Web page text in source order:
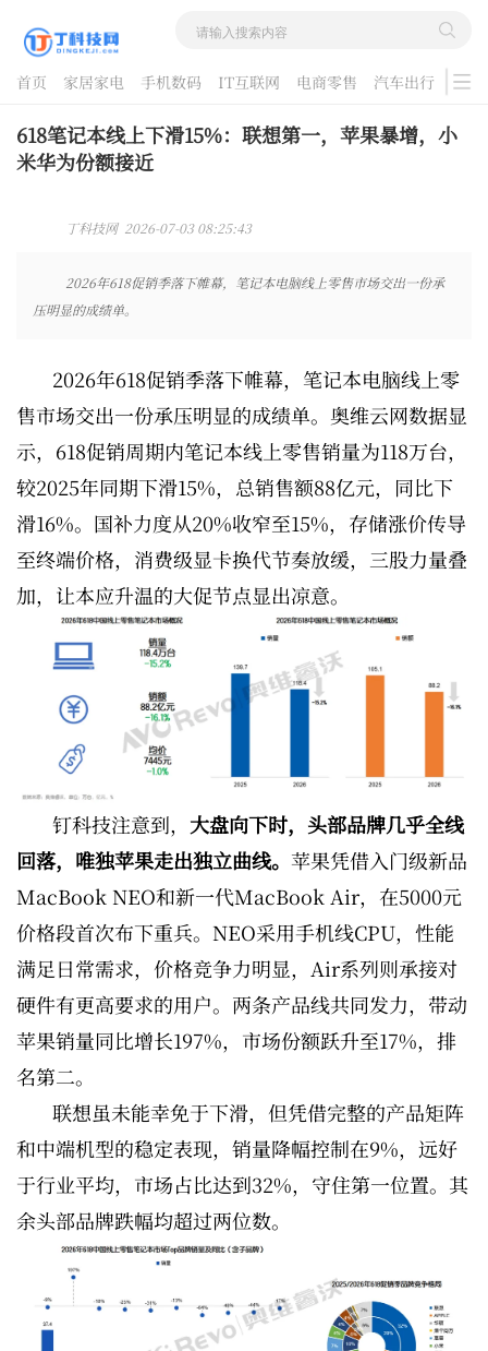
首页 家居家电 手机数码 IT互联网 电商零售 汽车出行
游戏
酷品评测
618笔记本线上下滑15%：联想第一，苹果暴增，小
米华为份额接近
丁科技网 2026-07-03 08:25:43
2026年618促销季落下帷幕，笔记本电脑线上零售市场交出一份承
压明显的成绩单。
2026年618促销季落下帷幕，笔记本电脑线上零
售市场交出一份承压明显的成绩单。奥维云网数据显
示，618促销周期内笔记本线上零售销量为118万台，
较2025年同期下滑15%，总销售额88亿元，同比下
滑16%。国补力度从20%收窄至15%，存储涨价传导
至终端价格，消费级显卡换代节奏放缓，三股力量叠
加，让本应升温的大促节点显出凉意。
钉科技注意到， 大盘向下时，头部品牌几乎全线
回落，唯独苹果走出独立曲线。 苹果凭借入门级新品
MacBook NEO和新一代MacBook Air，在5000元
价格段首次布下重兵。NEO采用手机线CPU，性能
满足日常需求，价格竞争力明显，Air系列则承接对
硬件有更高要求的用户。两条产品线共同发力，带动
苹果销量同比增长197%，市场份额跃升至17%，排
名第二。
联想虽未能幸免于下滑，但凭借完整的产品矩阵
和中端机型的稳定表现，销量降幅控制在9%，远好
于行业平均，市场占比达到32%，守住第一位置。其
余头部品牌跌幅均超过两位数。